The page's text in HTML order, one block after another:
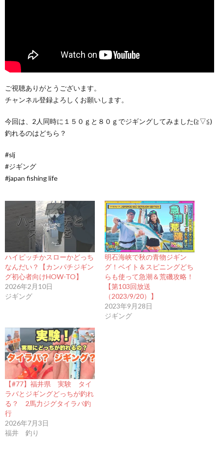
ご視聴ありがとうございます。
チャンネル登録よろしくお願いします。
今回は、2人同時に１５０ｇと８０ｇでジギングしてみました(≧▽≦)
釣れるのはどちら？
#slj
#ジギング
#japan fishing life
ハイピッチかスローかどっち
なんだい？【カンパチジギン
グ初心者向けHOW-TO】
2026年2月10日
ジギング
明石海峡で秋の青物ジギン
グ！ベイト＆スピニングどち
らも使って急潮＆荒磯攻略！
【第103回放送
（2023/9/20）】
2023年9月28日
ジギング
【#77】福井県 実験 タイ
ラバとジギングどっちが釣れ
る？ 2馬力ジグタイラバ釣
行
2026年7月3日
福井 釣り